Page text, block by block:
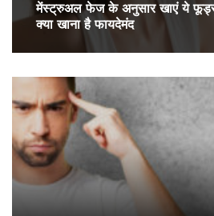
मेंस्ट्रुअल फेज के अनुसार खाएं ये
क्या खाना है फायदेमंद